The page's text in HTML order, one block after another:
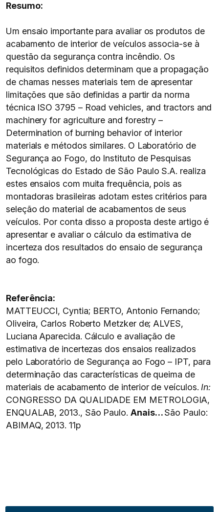
Resumo:
Um ensaio importante para avaliar os produtos de
acabamento de interior de veículos associa-se à
questão da segurança contra incêndio. Os
requisitos definidos determinam que a propagação
de chamas nesses materiais tem de apresentar
limitações que são definidas a partir da norma
técnica ISO 3795 – Road vehicles, and tractors and
machinery for agriculture and forestry –
Determination of burning behavior of interior
materials e métodos similares. O Laboratório de
Segurança ao Fogo, do Instituto de Pesquisas
Tecnológicas do Estado de São Paulo S.A. realiza
estes ensaios com muita frequência, pois as
montadoras brasileiras adotam estes critérios para
seleção do material de acabamentos de seus
veículos. Por conta disso a proposta deste artigo é
apresentar e avaliar o cálculo da estimativa de
incerteza dos resultados do ensaio de segurança
ao fogo.
Referência:
MATTEUCCI, Cyntia; BERTO, Antonio Fernando;
Oliveira, Carlos Roberto Metzker de; ALVES,
Luciana Aparecida. Cálculo e avaliação de
estimativa de incertezas dos ensaios realizados
pelo Laboratório de Segurança ao Fogo – IPT, para
determinação das características de queima de
materiais de acabamento de interior de veículos. In:
CONGRESSO DA QUALIDADE EM METROLOGIA,
ENQUALAB, 2013., São Paulo. Anais…São Paulo:
ABIMAQ, 2013. 11p